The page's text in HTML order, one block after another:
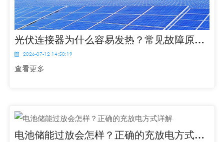
光伏连接器为什么容易发热？常见故障原因分析
2026-07-12 14:50:19
查看更多
电池储能过放会怎样？正确的充放电方式详解